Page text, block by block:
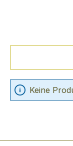
Keine